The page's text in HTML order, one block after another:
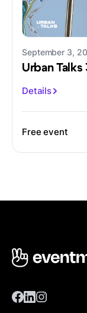
September 3,
Urban Talks
Details
Free event